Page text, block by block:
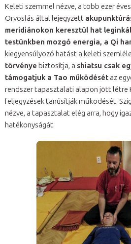
Keleti szemmel nézve, a több ezer
Orvoslás által lejegyzett
meridiánokon keresztül hat
testünkben mozgó energia, a Qi
kiegyensúlyozó hatást a keleti
törvénye biztosítja, a shiatsu csak
támogatjuk a Tao működésétaz
rendszer tapasztalati alapon jött létre
feljegyzések tanúsítják működését.
nézve, a tapasztalat elég arra, hogy
hatékonyságát.